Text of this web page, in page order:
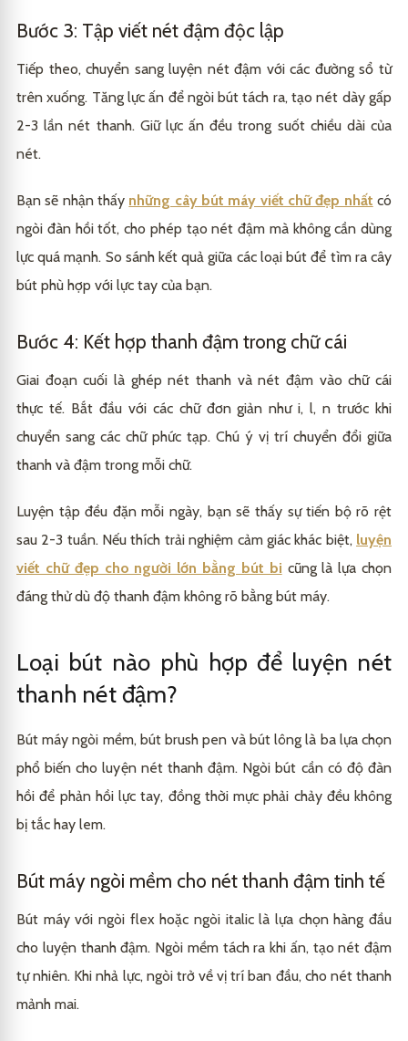
Bước 3: Tập viết nét đậm độc lập
Tiếp theo, chuyển sang luyện nét đậm với các đường sổ từ
trên xuống. Tăng lực ấn để ngòi bút tách ra, tạo nét dày gấp
2-3 lần nét thanh. Giữ lực ấn đều trong suốt chiều dài của
nét.
Bạn sẽ nhận thấy những cây bút máy viết chữ đẹp nhất có
ngòi đàn hồi tốt, cho phép tạo nét đậm mà không cần dùng
lực quá mạnh. So sánh kết quả giữa các loại bút để tìm ra cây
bút phù hợp với lực tay của bạn.
Bước 4: Kết hợp thanh đậm trong chữ cái
Giai đoạn cuối là ghép nét thanh và nét đậm vào chữ cái
thực tế. Bắt đầu với các chữ đơn giản như i, l, n trước khi
chuyển sang các chữ phức tạp. Chú ý vị trí chuyển đổi giữa
thanh và đậm trong mỗi chữ.
Luyện tập đều đặn mỗi ngày, bạn sẽ thấy sự tiến bộ rõ rệt
sau 2-3 tuần. Nếu thích trải nghiệm cảm giác khác biệt, luyện
viết chữ đẹp cho người lớn bằng bút bi cũng là lựa chọn
đáng thử dù độ thanh đậm không rõ bằng bút máy.
Loại bút nào phù hợp để luyện nét
thanh nét đậm?
Bút máy ngòi mềm, bút brush pen và bút lông là ba lựa chọn
phổ biến cho luyện nét thanh đậm. Ngòi bút cần có độ đàn
hồi để phản hồi lực tay, đồng thời mực phải chảy đều không
bị tắc hay lem.
Bút máy ngòi mềm cho nét thanh đậm tinh tế
Bút máy với ngòi flex hoặc ngòi italic là lựa chọn hàng đầu
cho luyện thanh đậm. Ngòi mềm tách ra khi ấn, tạo nét đậm
tự nhiên. Khi nhả lực, ngòi trở về vị trí ban đầu, cho nét thanh
mảnh mai.